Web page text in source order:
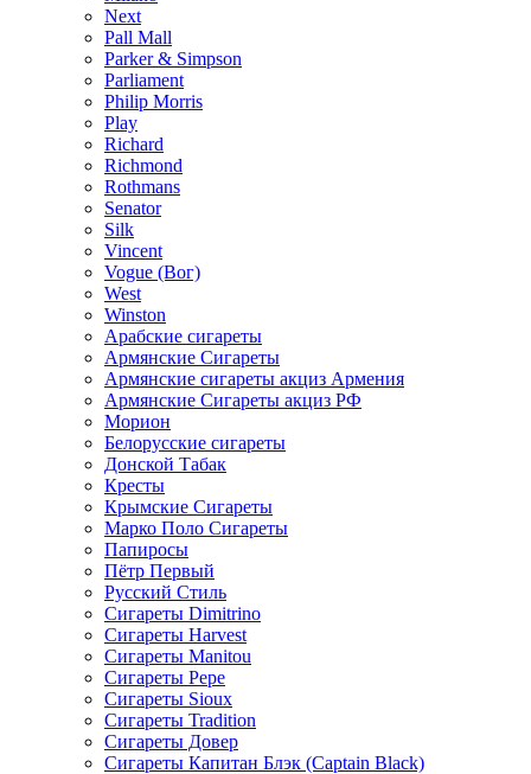
Next
Pall Mall
Parker & Simpson
Parliament
Philip Morris
Play
Richard
Richmond
Rothmans
Senator
Silk
Vincent
Vogue (Вог)
West
Winston
Арабские сигареты
Армянские Сигареты
Армянские сигареты акциз Армения
Армянские Сигареты акциз РФ
Морион
Белорусские сигареты
Донской Табак
Кресты
Крымские Сигареты
Марко Поло Сигареты
Папиросы
Пётр Первый
Русский Стиль
Сигареты Dimitrino
Сигареты Harvest
Сигареты Manitou
Сигареты Pepe
Сигареты Sioux
Сигареты Tradition
Сигареты Довер
Сигареты Капитан Блэк (Captain Black)